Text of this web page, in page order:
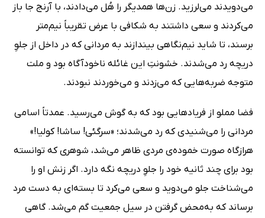
می‌دویدند می‌لرزید. زن‌ها همدیگر را هُل می‌دادند، با آرنج جا باز
می‌کردند و سعی داشتند به شکافی با عرض تقریباً نیم‌متر
برسند، تا شاید نیم‌نگاهی بیندازند به مردانی که در داخل از جلوِ
دریچه رد می‌شدند. خشونتِ این غائله ناخودآگاه بود و ملت
متوجه ضربه‌هایی که می‌زدند و می‌خوردند نبودند.
فضا مملو از فریادهایی بود که به گوش می‌رسید. عمدتاً اسامی
مردانی را می‌شنیدی که رد می‌شدند؛ «سرگئی! ساشا! کولیا!»
هرازگاه صورت خموده‌ی مردی ظاهر می‌شد، شوهری که توانسته
بود برای چند ثانیه خود را جلوِ دریچه نگه دارد. اگر زنش او را
می‌شناخت جلو می‌دوید و سعی‌ می‌کرد تا بسته‌ای به دست مرد
برساند که به‌محض گرفتن در سیل جمعیت گم می‌شد. گاهی